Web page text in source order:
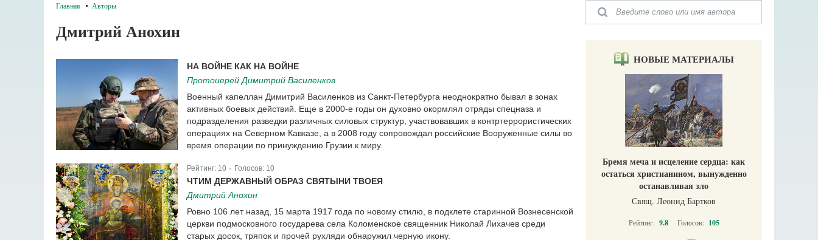
Главная Авторы
Дмитрий Анохин
НА ВОЙНЕ КАК НА ВОЙНЕ
Протоиерей Димитрий Василенков
Военный капеллан Димитрий Василенков из Санкт-Петербурга неоднократно бывал в зонах
активных боевых действий. Еще в 2000-е годы он духовно окормлял отряды спецназа и
подразделения разведки различных силовых структур, участвовавших в контртеррористических
операциях на Северном Кавказе, а в 2008 году сопровождал российские Вооруженные силы во
время операции по принуждению Грузии к миру.
Рейтинг: 10 Голосов: 10
ЧТИМ ДЕРЖАВНЫЙ ОБРАЗ СВЯТЫНИ ТВОЕЯ
Дмитрий Анохин
Ровно 106 лет назад, 15 марта 1917 года по новому стилю, в подклете старинной Вознесенской
церкви подмосковного государева села Коломенское священник Николай Лихачев среди
старых досок, тряпок и прочей рухляди обнаружил черную икону.
НОВЫЕ МАТЕРИАЛЫ
Бремя меча и исцеление сердца: как
остаться христианином, вынужденно
останавливая зло
Свящ. Леонид Бартков
Рейтинг: 9.8 Голосов: 105